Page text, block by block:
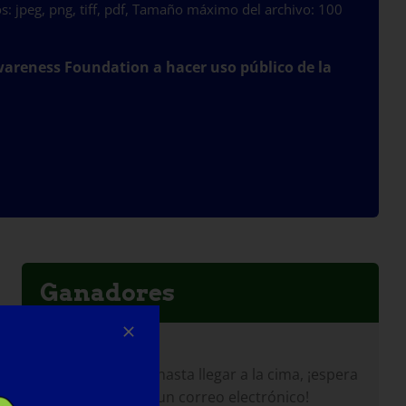
jpeg, png, tiff, pdf, Tamaño máximo del archivo: 100
Foundation a hacer uso público de la
Ganadores
Si has coloreado hasta llegar a la cima, ¡espera
que te enviemos un correo electrónico!